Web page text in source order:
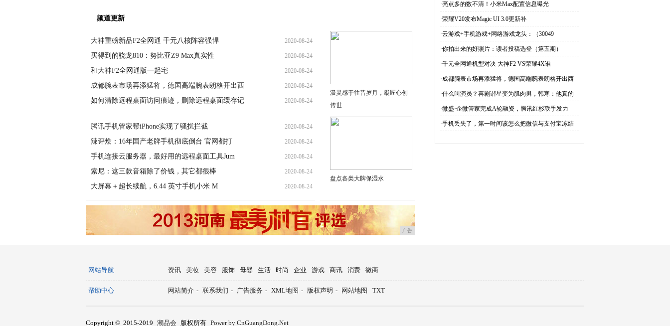
频道更新
大神重磅新品F2全网通 千元八核阵容强悍 2020-08-24
买得到的骁龙810：努比亚Z9 Max真实性 2020-08-24
和大神F2全网通版一起宅 2020-08-24
成都腕表市场再添猛将，德国高端腕表朗格开出西 2020-08-24
如何清除远程桌面访问痕迹，删除远程桌面缓存记 2020-08-24
腾讯手机管家帮iPhone实现了骚扰拦截 2020-08-24
辣评烩：16年国产老牌手机彻底倒台 官网都打 2020-08-24
手机连接云服务器，最好用的远程桌面工具Jum 2020-08-24
索尼：这三款音箱除了价钱，其它都很棒 2020-08-24
大屏幕＋超长续航，6.44 英寸手机小米 M 2020-08-24
汲灵感于往昔岁月，凝匠心创
传世
盘点各类大牌保湿水
广告
·亮点多的数不清！小米Max配置信息曝光
·荣耀V20发布Magic UI 3.0更新补
·云游戏+手机游戏+网络游戏龙头：（30049
·你拍出来的好照片：读者投稿选登（第五期）
·千元全网通机型对决 大神F2 VS荣耀4X谁
·成都腕表市场再添猛将，德国高端腕表朗格开出西
·什么叫演员？喜剧谐星变为肌肉男，韩寒：他真的
·微盛·企微管家完成A轮融资，腾讯红杉联手发力
·手机丢失了，第一时间该怎么把微信与支付宝冻结
网站导航 资讯 美妆 美容 服饰 母婴 生活 时尚 企业 游戏 商讯 消费 微商
帮助中心 网站简介 - 联系我们 - 广告服务 - XML地图 - 版权声明 - 网站地图 TXT
Copyright © 2015-2019 潮品会 版权所有 Power by CnGuangDong.Net